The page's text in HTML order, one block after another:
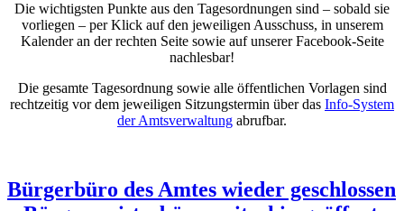
Die wichtigsten Punkte aus den Tagesordnungen sind – sobald sie
vorliegen – per Klick auf den jeweiligen Ausschuss, in unserem
Kalender an der rechten Seite sowie auf unserer Facebook-Seite
nachlesbar!
Die gesamte Tagesordnung sowie alle öffentlichen Vorlagen sind
rechtzeitig vor dem jeweiligen Sitzungstermin über das Info-System
der Amtsverwaltung abrufbar.
Bürgerbüro des Amtes wieder geschlossen